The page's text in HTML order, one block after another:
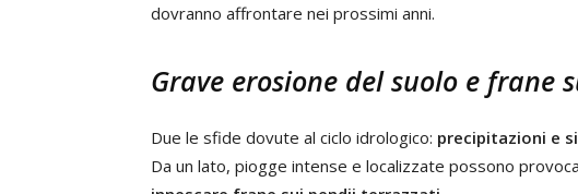
dovranno affrontare nei prossimi anni.
Grave erosione del suolo e frane
Due le sfide dovute al ciclo idrologico: precipitazioni e
Da un lato, piogge intense e localizzate possono